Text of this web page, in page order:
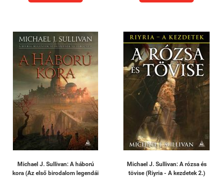
Michael J. Sullivan: A háború
kora (Az első birodalom legendái
Michael J. Sullivan: A rózsa és
tövise (Riyria - A kezdetek 2.)